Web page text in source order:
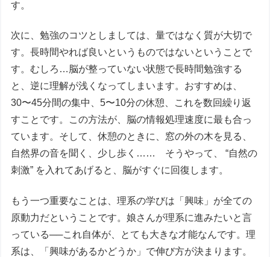
す。
次に、勉強のコツとしましては、量ではなく質が大切で
す。長時間やれば良いというものではないということで
す。むしろ…脳が整っていない状態で長時間勉強する
と、逆に理解が浅くなってしまいます。おすすめは、
30〜45分間の集中、5〜10分の休憩、これを数回繰り返
すことです。この方法が、脳の情報処理速度に最も合っ
ています。そして、休憩のときに、窓の外の木を見る、
自然界の音を聞く、少し歩く…… そうやって、 “自然の
刺激” を入れてあげると、脳がすぐに回復します。
もう一つ重要なことは、理系の学びは「興味」が全ての
原動力だということです。娘さんが理系に進みたいと言
っている──これ自体が、とても大きな才能なんです。理
系は、「興味があるかどうか」で伸び方が決まります。